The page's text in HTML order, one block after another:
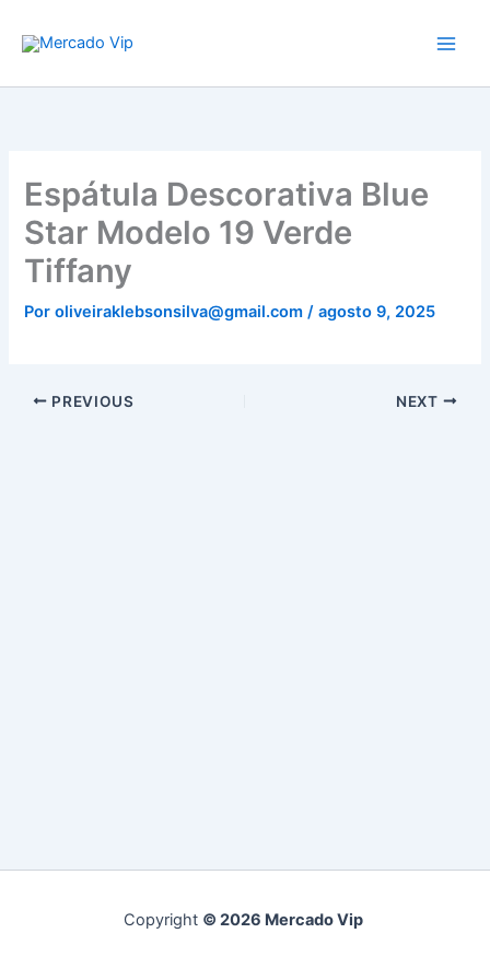
para
conteúdo
Espátula Descorativa Blue
Star Modelo 19 Verde
Tiffany
Poroliveiraklebsonsilva@gmail.com/agosto 9, 2025
PREVIOUS NEXT
Copyright © 2026 Mercado Vip